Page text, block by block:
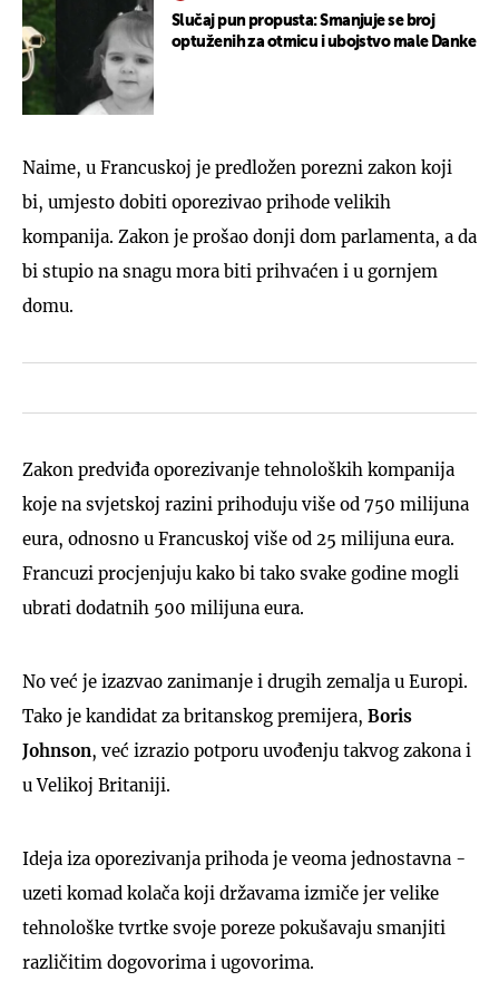
Slučaj pun propusta: Smanjuje se broj
optuženih za otmicu i ubojstvo male Danke
Naime, u Francuskoj je predložen porezni zakon koji
bi, umjesto dobiti oporezivao prihode velikih
kompanija. Zakon je prošao donji dom parlamenta, a da
bi stupio na snagu mora biti prihvaćen i u gornjem
domu.
Zakon predviđa oporezivanje tehnoloških kompanija
koje na svjetskoj razini prihoduju više od 750 milijuna
eura, odnosno u Francuskoj više od 25 milijuna eura.
Francuzi procjenjuju kako bi tako svake godine mogli
ubrati dodatnih 500 milijuna eura.
No već je izazvao zanimanje i drugih zemalja u Europi.
Tako je kandidat za britanskog premijera, Boris
Johnson, već izrazio potporu uvođenju takvog zakona i
u Velikoj Britaniji.
Ideja iza oporezivanja prihoda je veoma jednostavna -
uzeti komad kolača koji državama izmiče jer velike
tehnološke tvrtke svoje poreze pokušavaju smanjiti
različitim dogovorima i ugovorima.